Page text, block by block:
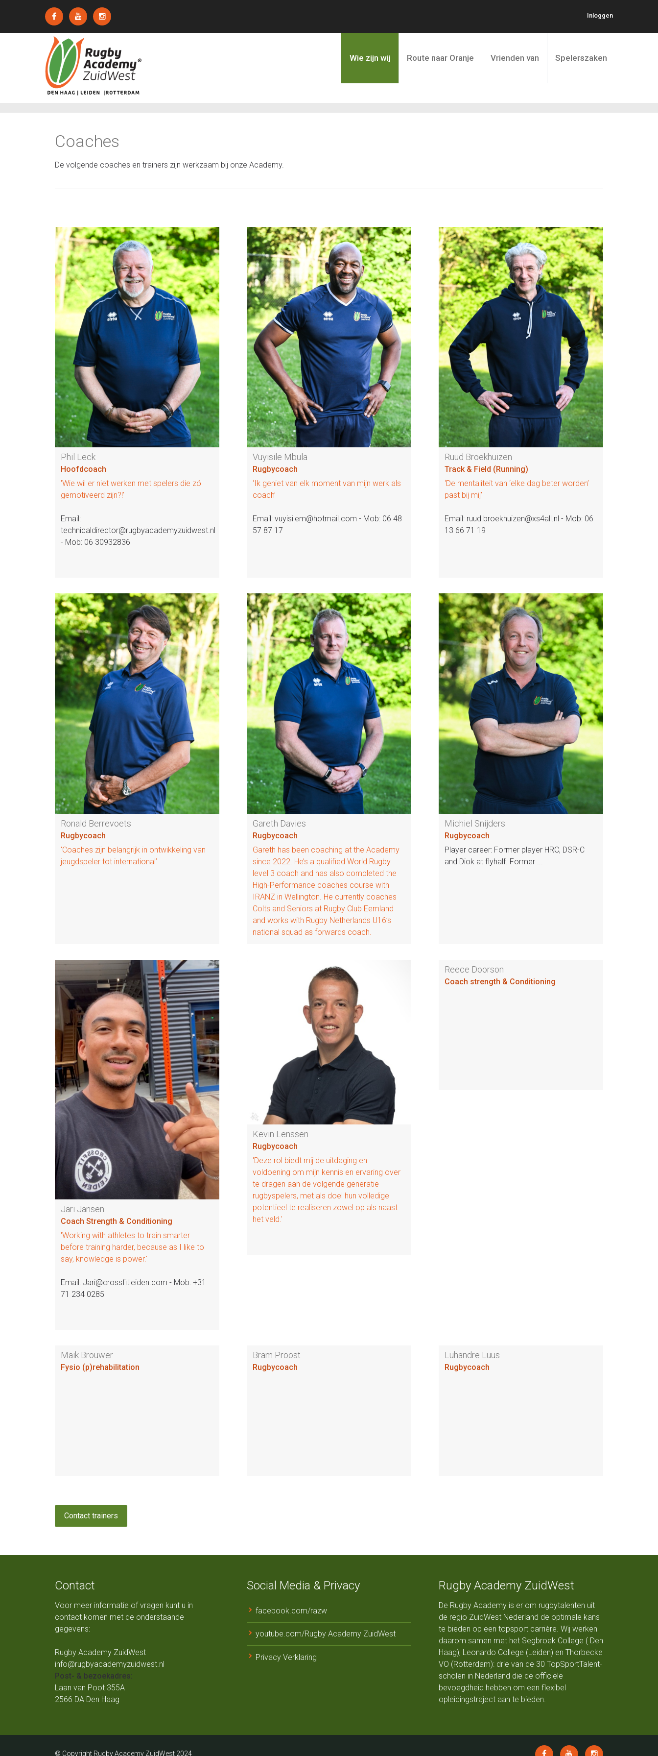
Inloggen
Wie zijn wij Route naar Oranje Vrienden van Spelerszaken
Coaches
De volgende coaches en trainers zijn werkzaam bij onze Academy.
Phil Leck
Hoofdcoach
'Wie wil er niet werken met spelers die zó
gemotiveerd zijn?!’
Email:
technicaldirector@rugbyacademyzuidwest.nl
- Mob: 06 30932836
Vuyisile Mbula
Rugbycoach
‘Ik geniet van elk moment van mijn werk als
coach’
Email: vuyisilem@hotmail.com - Mob: 06 48
57 87 17
Ruud Broekhuizen
Track & Field (Running)
‘De mentaliteit van ‘elke dag beter worden’
past bij mij’
Email: ruud.broekhuizen@xs4all.nl - Mob: 06
13 66 71 19
Ronald Berrevoets
Rugbycoach
‘Coaches zijn belangrijk in ontwikkeling van
jeugdspeler tot international’
Gareth Davies
Rugbycoach
Gareth has been coaching at the Academy
since 2022. He’s a qualified World Rugby
level 3 coach and has also completed the
High-Performance coaches course with
IRANZ in Wellington. He currently coaches
Colts and Seniors at Rugby Club Eemland
and works with Rugby Netherlands U16’s
national squad as forwards coach.
Michiel Snijders
Rugbycoach
Player career: Former player HRC, DSR-C
and Diok at flyhalf. Former ...
Jari Jansen
Coach Strength & Conditioning
'Working with athletes to train smarter
before training harder, because as I like to
say, knowledge is power.'
Email: Jari@crossfitleiden.com - Mob: +31
71 234 0285
Kevin Lenssen
Rugbycoach
'Deze rol biedt mij de uitdaging en
voldoening om mijn kennis en ervaring over
te dragen aan de volgende generatie
rugbyspelers, met als doel hun volledige
potentieel te realiseren zowel op als naast
het veld.'
Reece Doorson
Coach strength & Conditioning
Maik Brouwer
Fysio (p)rehabilitation
Bram Proost
Rugbycoach
Luhandre Luus
Rugbycoach
Contact trainers
Contact
Voor meer informatie of vragen kunt u in
contact komen met de onderstaande
gegevens:
Rugby Academy ZuidWest
info@rugbyacademyzuidwest.nl
Post- & bezoekadres:
Laan van Poot 355A
2566 DA Den Haag
Social Media & Privacy
facebook.com/razw
youtube.com/Rugby Academy ZuidWest
Privacy Verklaring
Rugby Academy ZuidWest
De Rugby Academy is er om rugbytalenten uit
de regio ZuidWest Nederland de optimale kans
te bieden op een topsport carrière. Wij werken
daarom samen met het Segbroek College ( Den
Haag), Leonardo College (Leiden) en Thorbecke
VO (Rotterdam): drie van de 30 TopSportTalent-
scholen in Nederland die de officiële
bevoegdheid hebben om een flexibel
opleidingstraject aan te bieden.
© Copyright Rugby Academy ZuidWest 2024